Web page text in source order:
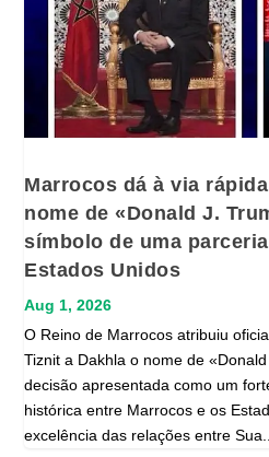
Marrocos dá à via
nome de «Donald J.
símbolo de uma
Estados Unidos
Aug 1, 2026
O Reino de Marrocos atribuiu
Tiznit a Dakhla o nome de
decisão apresentada como um
histórica entre Marrocos e os
excelência das relações entre Sua...